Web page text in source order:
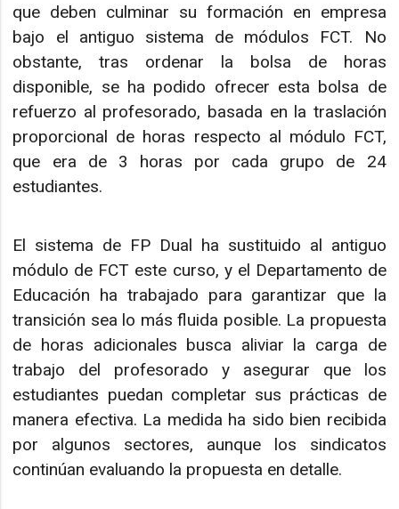
que deben culminar su formación en empresa
bajo el antiguo sistema de módulos FCT. No
obstante, tras ordenar la bolsa de horas
disponible, se ha podido ofrecer esta bolsa de
refuerzo al profesorado, basada en la traslación
proporcional de horas respecto al módulo FCT,
que era de 3 horas por cada grupo de 24
estudiantes.
El sistema de FP Dual ha sustituido al antiguo
módulo de FCT este curso, y el Departamento de
Educación ha trabajado para garantizar que la
transición sea lo más fluida posible. La propuesta
de horas adicionales busca aliviar la carga de
trabajo del profesorado y asegurar que los
estudiantes puedan completar sus prácticas de
manera efectiva. La medida ha sido bien recibida
por algunos sectores, aunque los sindicatos
continúan evaluando la propuesta en detalle.